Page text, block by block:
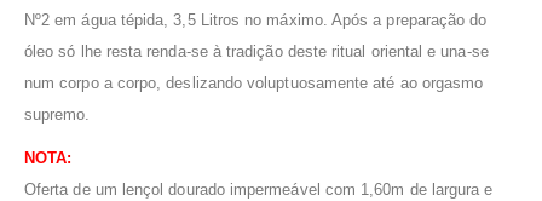
Nº2 em água tépida, 3,5 Litros no máximo. Após a preparação do
óleo só lhe resta renda-se à tradição deste ritual oriental e una-se
num corpo a corpo, deslizando voluptuosamente até ao orgasmo
supremo.
NOTA:
Oferta de um lençol dourado impermeável com 1,60m de largura e